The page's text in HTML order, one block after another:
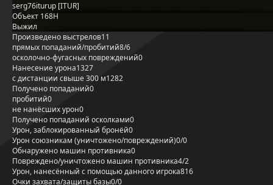
serg76iturup [ITUR]
Объект 168Н
Выжил
Произведено выстрелов11
прямых попаданий/пробитий8/6
осколочно-фугасных повреждений0
Нанесение урона1327
с дистанции свыше 300 м1282
Получено попаданий0
пробитий0
не нанёсших урон0
Получено попаданий осколками0
Урон, заблокированный бронёй0
Урон союзникам (уничтожено/повреждений)0/0
Обнаружено машин противника0
Повреждено/уничтожено машин противника4/2
Урон, нанесённый с помощью данного игрока816
Очки захвата/защиты базы0/0